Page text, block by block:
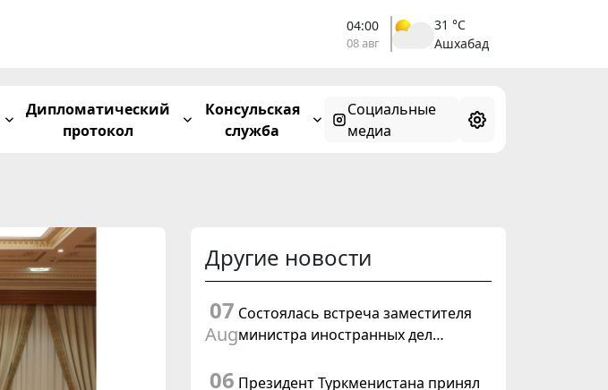
04:00
08 авг
31 °C
Ашхабад
Дипломатический
протокол
Консульская
служба
Социальные
медиа
Другие новости
07
Aug
Состоялась встреча заместителя
министра иностранных дел
поверенным в делах США в
06 Президент Туркменистана принял